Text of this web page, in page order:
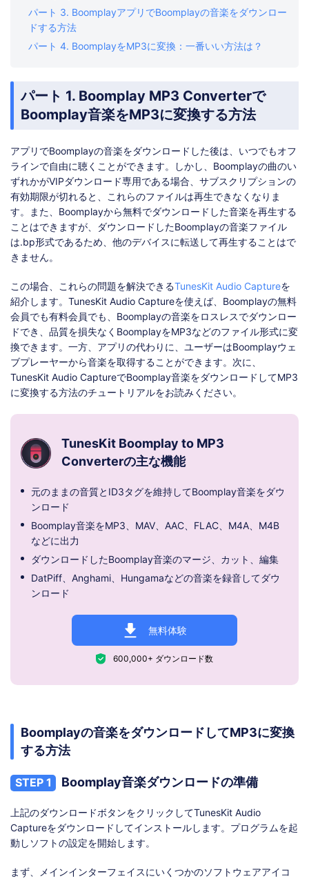
パート 3. BoomplayアプリでBoomplayの音楽をダウンロー
ドする方法
パート 4. BoomplayをMP3に変換：一番いい方法は？
パート 1. Boomplay MP3 Converterで
Boomplay音楽をMP3に変換する方法
アプリでBoomplayの音楽をダウンロードした後は、いつでもオフ
ラインで自由に聴くことができます。しかし、Boomplayの曲のい
ずれかがVIPダウンロード専用である場合、サブスクリプションの
有効期限が切れると、これらのファイルは再生できなくなりま
す。また、Boomplayから無料でダウンロードした音楽を再生する
ことはできますが、ダウンロードしたBoomplayの音楽ファイル
は.bp形式であるため、他のデバイスに転送して再生することはで
きません。
この場合、これらの問題を解決できるTunesKit Audio Captureを
紹介します。TunesKit Audio Captureを使えば、Boomplayの無料
会員でも有料会員でも、Boomplayの音楽をロスレスでダウンロー
ドでき、品質を損失なくBoomplayをMP3などのファイル形式に変
換できます。一方、アプリの代わりに、ユーザーはBoomplayウェ
ブプレーヤーから音楽を取得することができます。次に、
TunesKit Audio CaptureでBoomplay音楽をダウンロードしてMP3
に変換する方法のチュートリアルをお読みください。
TunesKit Boomplay to MP3
Converterの主な機能
元のままの音質とID3タグを維持してBoomplay音楽をダウ
ンロード
Boomplay音楽をMP3、MAV、AAC、FLAC、M4A、M4B
などに出力
ダウンロードしたBoomplay音楽のマージ、カット、編集
DatPiff、Anghami、Hungamaなどの音楽を録音してダウ
ンロード
無料体験
600,000+ ダウンロード数
Boomplayの音楽をダウンロードしてMP3に変換
する方法
STEP 1 Boomplay音楽ダウンロードの準備
上記のダウンロードボタンをクリックしてTunesKit Audio
Captureをダウンロードしてインストールします。プログラムを起
動しソフトの設定を開始します。
まず、メインインターフェイスにいくつかのソフトウェアアイコ